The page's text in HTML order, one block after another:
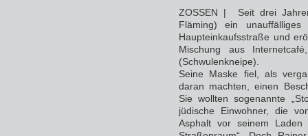
ZOSSEN | Seit drei
Fläming) ein
Haupteinkaufsstraße und
Mischung aus
(Schwulenkneipe).
Seine Maske fiel, als
daran machten, einen
Sie wollten sogenannte
jüdische Einwohner, die
Asphalt vor seinem Laden